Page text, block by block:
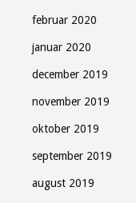
februar 2020
januar 2020
december 2019
november 2019
oktober 2019
september 2019
august 2019